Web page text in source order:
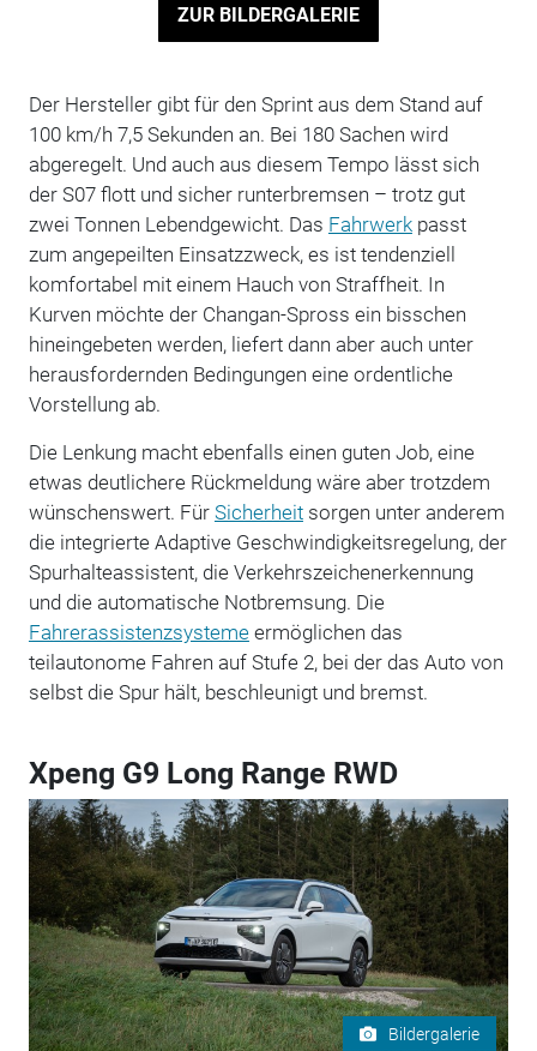
ZUR BILDERGALERIE
Der Hersteller gibt für den Sprint aus dem Stand auf
100 km/h 7,5 Sekunden an. Bei 180 Sachen wird
abgeregelt. Und auch aus diesem Tempo lässt sich
der S07 flott und sicher runterbremsen – trotz gut
zwei Tonnen Lebendgewicht. Das Fahrwerkpasst
zum angepeilten Einsatzzweck, es ist tendenziell
komfortabel mit einem Hauch von Straffheit. In
Kurven möchte der Changan-Spross ein bisschen
hineingebeten werden, liefert dann aber auch unter
herausfordernden Bedingungen eine ordentliche
Vorstellung ab.
Die Lenkung macht ebenfalls einen guten Job, eine
etwas deutlichere Rückmeldung wäre aber trotzdem
wünschenswert. Für Sicherheitsorgen unter anderem
die integrierte Adaptive Geschwindigkeitsregelung, der
Spurhalteassistent, die Verkehrszeichenerkennung
und die automatische Notbremsung. Die
Fahrerassistenzsystemeermöglichen das
teilautonome Fahren auf Stufe 2, bei der das Auto von
selbst die Spur hält, beschleunigt und bremst.
Xpeng G9 Long Range RWD
Bildergalerie